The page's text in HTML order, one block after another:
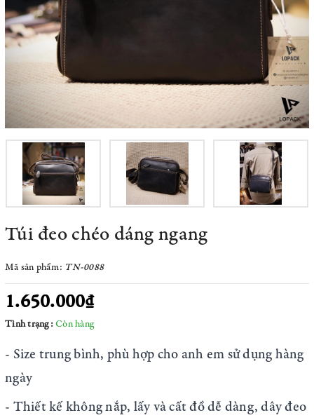
Túi đeo chéo dáng ngang
Mã sản phẩm: TN-0088
1.650.000₫
Tình trạng: Còn hàng
- Size trung bình, phù hợp cho anh em sử dụng hàng
ngày
- Thiết kế không nắp, lấy và cất đồ dễ dàng, dây đeo